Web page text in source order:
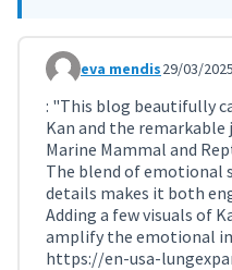
Commentaire 11252
eva mendis29/03/
: "This blog beautifully
Kan and the remarkable
Marine Mammal and
The blend of
details makes it both
Adding a few visuals of
amplify the emotional
https://en-usa-